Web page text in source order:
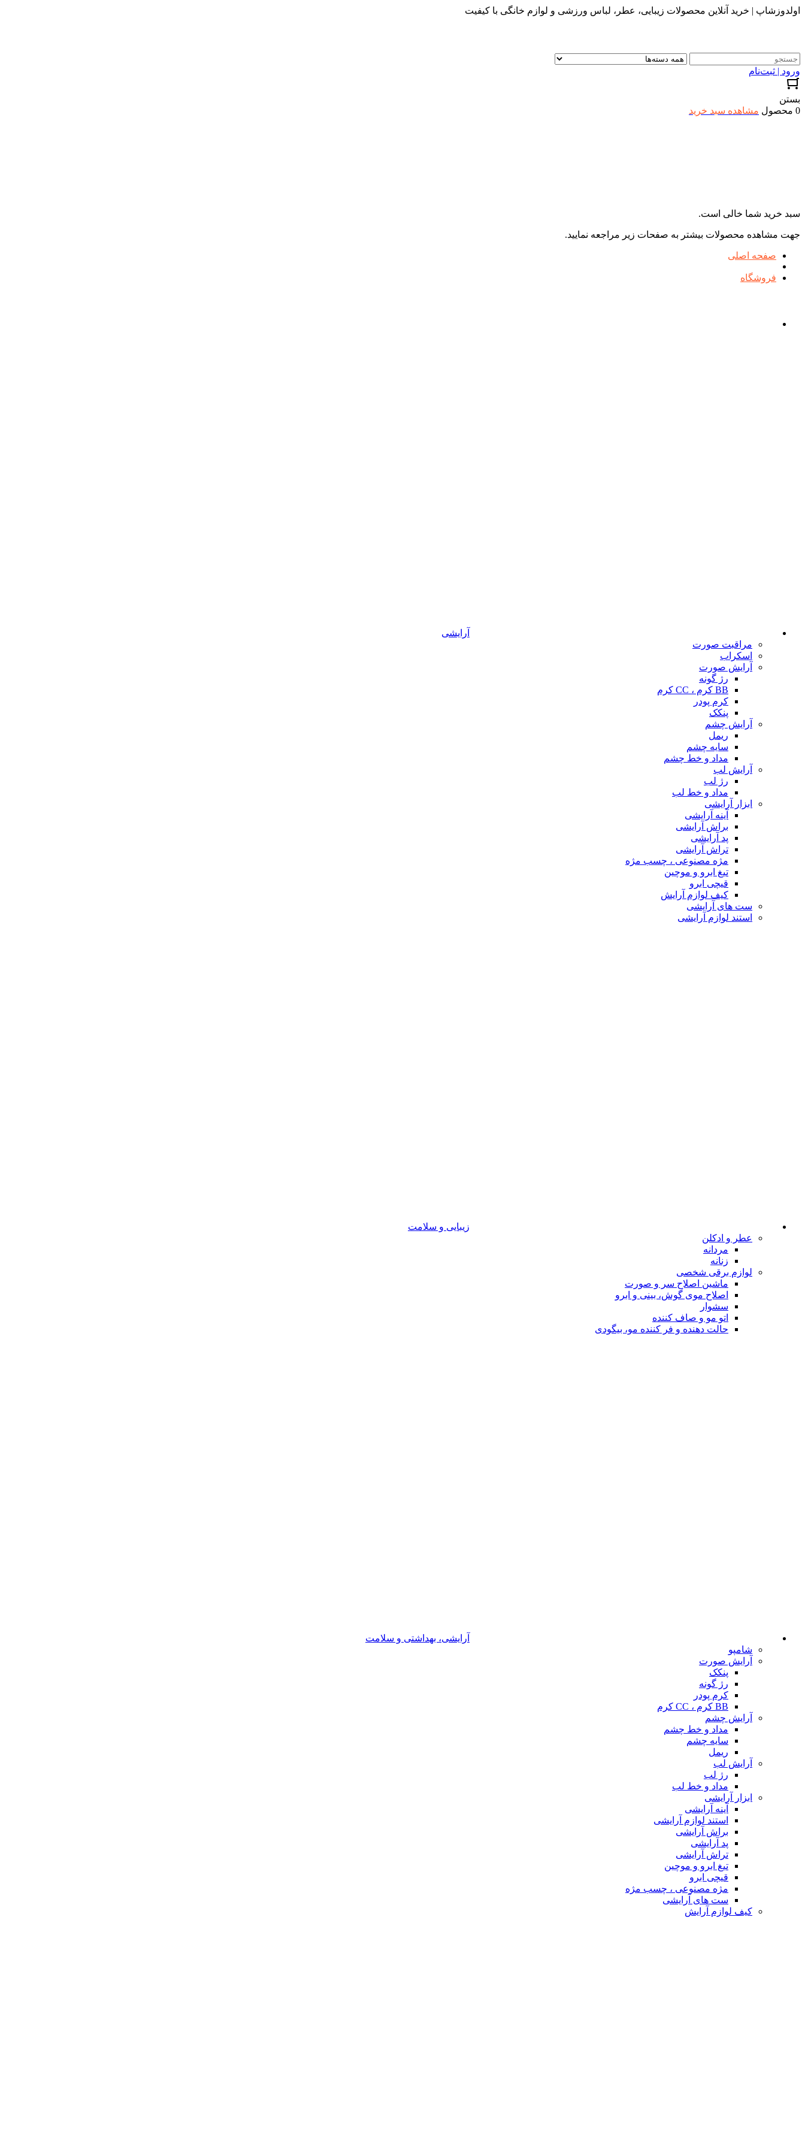
اولدوزشاپ | خرید آنلاین محصولات زیبایی، عطر، لباس ورزشی و لوازم خانگی با کیفیت
ورود | ثبت‌نام
بستن
0 محصول
مشاهده سبد خرید
سبد خرید شما خالی است.
جهت مشاهده محصولات بیشتر به صفحات زیر مراجعه نمایید.
صفحه اصلی
فروشگاه
آرایشی
مراقبت صورت
اسکراب
آرایش صورت
رژ گونه
BB کرم ، CC کرم
کرم پودر
پنکک
آرایش چشم
ریمل
سایه چشم
مداد و خط چشم
آرایش لب
رژ لب
مداد و خط لب
ابزار آرایشی
آینه آرایشی
براش آرایشی
پد آرایشی
تراش آرایشی
مژه مصنوعی ، چسب مژه
تیغ ابرو و موچین
قیچی ابرو
کیف لوازم آرایش
ست های آرایشی
استند لوازم آرایشی
زیبایی و سلامت
عطر و ادکلن
مردانه
زنانه
لوازم برقی شخصی
ماشین اصلاح سر و صورت
اصلاح موی گوش، بینی و ابرو
سشوار
اتو مو و صاف کننده
حالت دهنده و فر کننده مو، بیگودی
آرایشی، بهداشتی و سلامت
شامپو
آرایش صورت
پنکک
رژ گونه
کرم پودر
BB کرم ، CC کرم
آرایش چشم
مداد و خط چشم
سایه چشم
ریمل
آرایش لب
رژ لب
مداد و خط لب
ابزار آرایشی
آینه آرایشی
استند لوازم آرایشی
براش آرایشی
پد آرایشی
تراش آرایشی
تیغ ابرو و موچین
قیچی ابرو
مژه مصنوعی ، چسب مژه
ست های آرایشی
کیف لوازم آرایش